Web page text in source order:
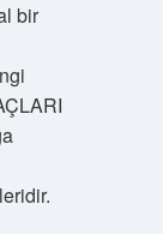
bir